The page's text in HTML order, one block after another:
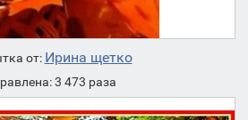
от: Ирина щетко
3 473 раза